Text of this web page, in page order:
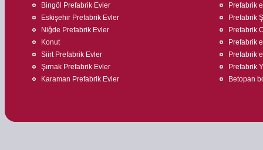
Bingöl Prefabrik Evler
Eskişehir Prefabrik Evler
Niğde Prefabrik Evler
Konut
Siirt Prefabrik Evler
Şırnak Prefabrik Evler
Karaman Prefabrik Evler
Prefabrik
Prefabrik
Prefabrik
Prefabrik
Prefabrik
Prefabrik
Betopan